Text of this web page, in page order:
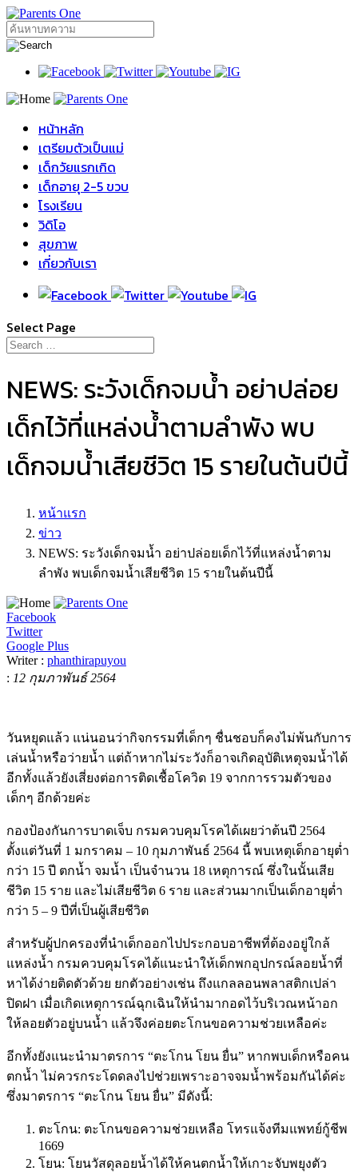
หน้าหลัก
เตรียมตัวเป็นแม่
เด็กวัยแรกเกิด
เด็กอายุ 2-5 ขวบ
โรงเรียน
วิดิโอ
สุขภาพ
เกี่ยวกับเรา
Select Page
NEWS: ระวังเด็กจมน้ำ อย่าปล่อย
เด็กไว้ที่แหล่งน้ำตามลำพัง พบ
เด็กจมน้ำเสียชีวิต 15 รายในต้นปีนี้
หน้าแรก
ข่าว
NEWS: ระวังเด็กจมน้ำ อย่าปล่อยเด็กไว้ที่แหล่งน้ำตาม
ลำพัง พบเด็กจมน้ำเสียชีวิต 15 รายในต้นปีนี้
Facebook
Twitter
Google Plus
Writer : phanthirapuyou
: 12 กุมภาพันธ์ 2564
วันหยุดแล้ว แน่นอนว่ากิจกรรมที่เด็กๆ ชื่นชอบก็คงไม่พ้นกับการ
เล่นน้ำหรือว่ายน้ำ แต่ถ้าหากไม่ระวังก็อาจเกิดอุบัติเหตุจมน้ำได้
อีกทั้งแล้วยังเสี่ยงต่อการติดเชื้อโควิด 19 จากการรวมตัวของ
เด็กๆ อีกด้วยค่ะ
กองป้องกันการบาดเจ็บ กรมควบคุมโรคได้เผยว่าต้นปี 2564
ตั้งแต่วันที่ 1 มกราคม – 10 กุมภาพันธ์ 2564 นี้ พบเหตุเด็กอายุต่ำ
กว่า 15 ปี ตกน้ำ จมน้ำ เป็นจำนวน 18 เหตุการณ์ ซึ่งในนั้นเสีย
ชีวิต 15 ราย และไม่เสียชีวิต 6 ราย และส่วนมากเป็นเด็กอายุต่ำ
กว่า 5 – 9 ปีที่เป็นผู้เสียชีวิต
สำหรับผู้ปกครองที่นำเด็กออกไปประกอบอาชีพที่ต้องอยู่ใกล้
แหล่งน้ำ กรมควบคุมโรคได้แนะนำให้เด็กพกอุปกรณ์ลอยน้ำที่
หาได้ง่ายติดตัวด้วย ยกตัวอย่างเช่น ถึงแกลลอนพลาสติกเปล่า
ปิดฝา เมื่อเกิดเหตุการณ์ฉุกเฉินให้นำมากอดไว้บริเวณหน้าอก
ให้ลอยตัวอยู่บนน้ำ แล้วจึงค่อยตะโกนขอความช่วยเหลือค่ะ
อีกทั้งยังแนะนำมาตรการ “ตะโกน โยน ยื่น” หากพบเด็กหรือคน
ตกน้ำ ไม่ควรกระโดดลงไปช่วยเพราะอาจจมน้ำพร้อมกันได้ค่ะ
ซึ่งมาตรการ “ตะโกน โยน ยื่น” มีดังนี้:
ตะโกน: ตะโกนขอความช่วยเหลือ โทรแจ้งทีมแพทย์กู้ชีพ
1669
โยน: โยนวัสดุลอยน้ำได้ให้คนตกน้ำให้เกาะจับพยุงตัว